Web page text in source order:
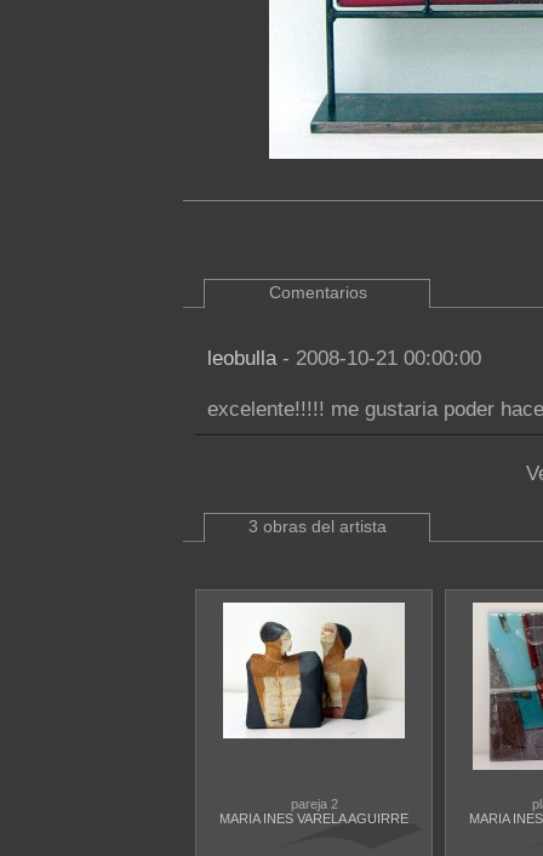
Comentarios
leobulla- 2008-10-21 00:00:00
excelente!!!!! me gustaria poder
3 obras del artista
pareja 2
MARIA INES VARELA AGUIRRE
MARIA